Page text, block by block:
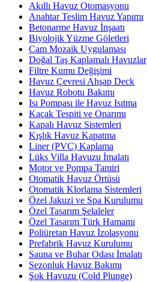
Akıllı Havuz Otomasyonu
Anahtar Teslim Havuz Yapımı
Betonarme Havuz İnşaatı
Biyolojik Yüzme Göletleri
Cam Mozaik Uygulaması
Doğal Taş Kaplamalı Havuzlar
Filtre Kumu Değişimi
Havuz Çevresi Ahşap Deck
Havuz Robotu Bakımı
Isı Pompası ile Havuz Isıtma
Kaçak Tespiti ve Onarımı
Kapalı Havuz Sistemleri
Kışlık Havuz Kapatma
Liner (PVC) Kaplama
Lüks Villa Havuzu İmalatı
Motor ve Pompa Tamiri
Otomatik Havuz Örtüsü
Otomatik Klorlama Sistemleri
Özel Jakuzi ve Spa Kurulumu
Özel Tasarım Şelaleler
Özel Tasarım Türk Hamamı
Poliüretan Havuz İzolasyonu
Prefabrik Havuz Kurulumu
Sauna ve Buhar Odası İmalatı
Sezonluk Havuz Bakımı
Şok Havuzu (Cold Plunge)